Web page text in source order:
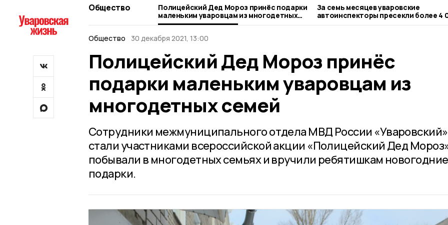
Общество
Полицейский Дед Мороз принёс подарки
маленьким уваровцам из многодетных
семей
За семь месяцев уваровские
автоинспекторы пресекли более 4
нарушений
Общество 30 декабря 2021, 13:00
Полицейский Дед Мороз принёс
подарки маленьким уваровцам из
многодетных семей
Сотрудники межмуниципального отдела МВД России «Уваровский»
стали участниками всероссийской акции «Полицейский Дед
побывали в многодетных семьях и вручили ребятишкам новогодние
подарки.